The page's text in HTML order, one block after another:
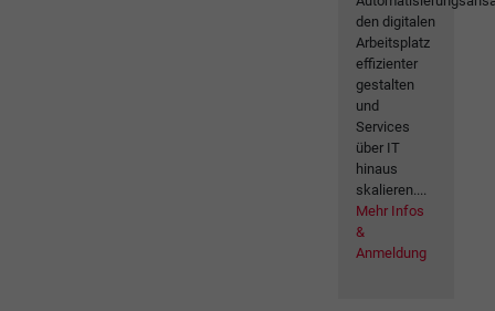
den digitalen
Arbeitsplatz
effizienter
gestalten
und
Services
über IT
hinaus
skalieren....
Mehr Infos
&
Anmeldung